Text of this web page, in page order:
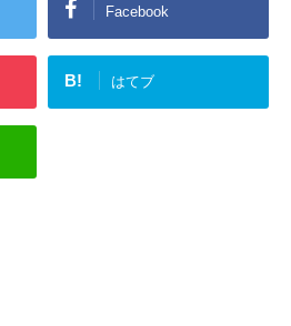
Facebook
B! はてブ